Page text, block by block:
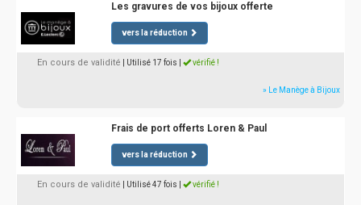
Les gravures de vos bijoux offerte
vers la réduction
En cours de validité | Utilisé 17 fois vérifié !
» Le Manège à Bijoux
Frais de port offerts Loren & Paul
vers la réduction
En cours de validité | Utilisé 47 fois vérifié !